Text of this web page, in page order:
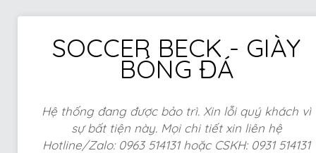
SOCCER BECK - GIÀY
BÓNG ĐÁ
Hệ thống đang được bảo trì. Xin lỗi quý khách vì
sự bất tiện này. Mọi chi tiết xin liên hệ
Hotline/Zalo: 0963 514131 hoặc CSKH: 0931 514131